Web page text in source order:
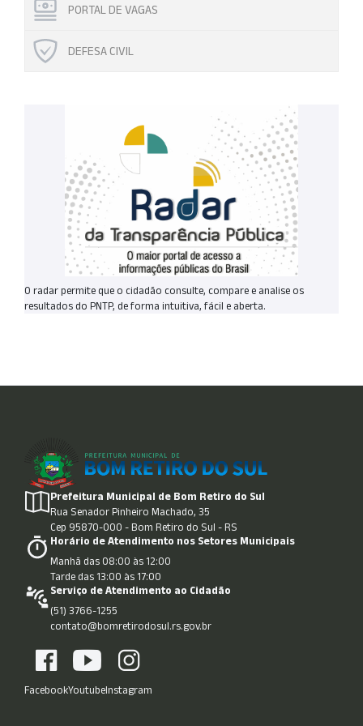
PORTAL DE VAGAS
DEFESA CIVIL
O radar permite que o cidadão consulte, compare e analise os
resultados do PNTP, de forma intuitiva, fácil e aberta.
Prefeitura Municipal de Bom Retiro do Sul
Rua Senador Pinheiro Machado, 35
Cep 95870-000 - Bom Retiro do Sul - RS
Horário de Atendimento nos Setores Municipais
Manhã das 08:00 às 12:00
Tarde das 13:00 às 17:00
Serviço de Atendimento ao Cidadão
(51) 3766-1255
contato@bomretirodosul.rs.gov.br
FacebookYoutubeInstagram